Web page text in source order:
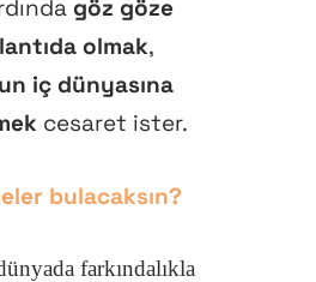
göz göze
olmak,
iç dünyasına
cesaret ister.
bulacaksın?
farkındalıkla